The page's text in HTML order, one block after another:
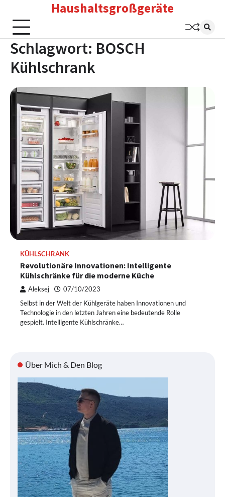
content
Haushaltsgroßgeräte
Schlagwort: BOSCH
Kühlschrank
KÜHLSCHRANK
Revolutionäre Innovationen: Intelligente
Kühlschränke für die moderne Küche
Aleksej 07/10/2023
Selbst in der Welt der Kühlgeräte haben Innovationen und
Technologie in den letzten Jahren eine bedeutende Rolle
gespielt. Intelligente Kühlschränke…
Über Mich & Den Blog